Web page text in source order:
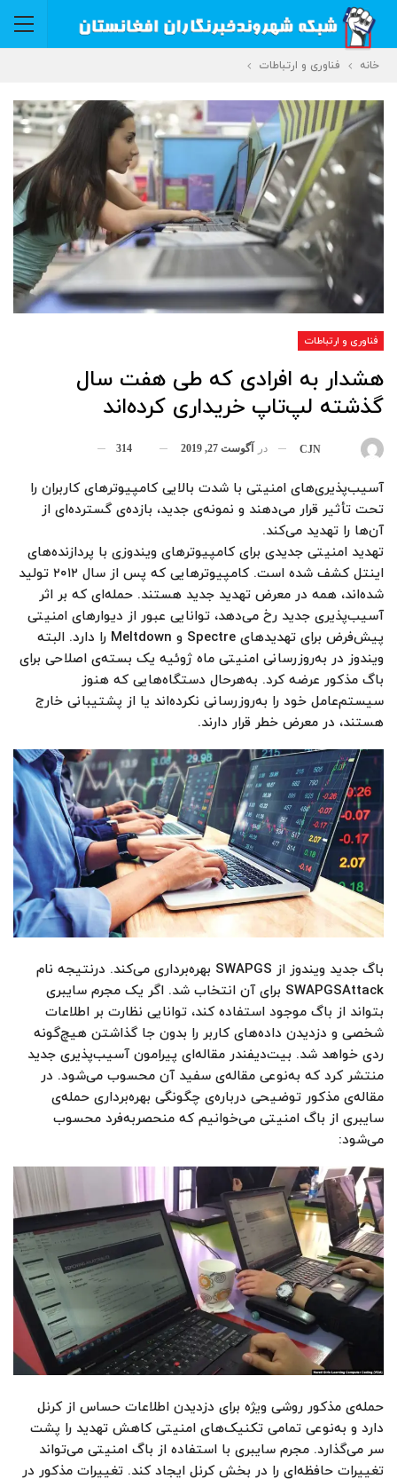
خانه فناوری و ارتباطات
فناوری و ارتباطات
هشدار به افرادی که طی هفت سال
گذشته لپ‌تاپ خریداری کرده‌اند
CJN در آگوست 27, 2019 314
آسیب‌پذیری‌های امنیتی با شدت بالایی کامپیوترهای کاربران را
تحت تأثیر قرار می‌دهند و نمونه‌ی جدید، بازده‌ی گسترده‌ای از
آن‌ها را تهدید می‌کند.
تهدید امنیتی جدیدی برای کامپیوترهای ویندوزی با پردازنده‌های
اینتل کشف شده است. کامپیوترهایی که پس از سال ۲۰۱۲ تولید
شده‌اند، همه در معرض تهدید جدید هستند. حمله‌ای که بر اثر
آسیب‌پذیری جدید رخ می‌دهد، توانایی عبور از دیوارهای امنیتی
پیش‌فرض برای تهدیدهای Spectre و Meltdown را دارد. البته
ویندوز در به‌روزرسانی امنیتی ماه ژوئیه یک بسته‌ی اصلاحی برای
باگ مذکور عرضه کرد. به‌هرحال دستگاه‌هایی که هنوز
سیستم‌عامل خود را به‌روزرسانی نکرده‌اند یا از پشتیبانی خارج
هستند، در معرض خطر قرار دارند.
باگ جدید ویندوز از SWAPGS بهره‌برداری می‌کند. درنتیجه نام
SWAPGSAttack برای آن انتخاب شد. اگر یک مجرم سایبری
بتواند از باگ موجود استفاده کند، توانایی نظارت بر اطلاعات
شخصی و دزدیدن داده‌های کاربر را بدون جا گذاشتن هیچ‌گونه
ردی خواهد شد. بیت‌دیفندر مقاله‌ای پیرامون آسیب‌پذیری جدید
منتشر کرد که به‌نوعی مقاله‌ی سفید آن محسوب می‌شود. در
مقاله‌ی مذکور توضیحی درباره‌ی چگونگی بهره‌برداری حمله‌ی
سایبری از باگ امنیتی می‌‌خوانیم که منحصربه‌فرد محسوب
می‌شود:
حمله‌ی مذکور روشی ویژه برای دزدیدن اطلاعات حساس از کرنل
دارد و به‌نوعی تمامی تکنیک‌های امنیتی کاهش تهدید را پشت
سر می‌گذارد. مجرم سایبری با استفاده از باگ امنیتی می‌تواند
تغییرات حافظه‌ای را در بخش کرنل ایجاد کند. تغییرات مذکور در